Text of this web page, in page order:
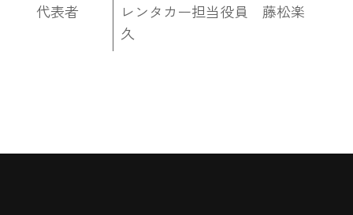
代表者
レンタカー担当役員 藤松楽
久